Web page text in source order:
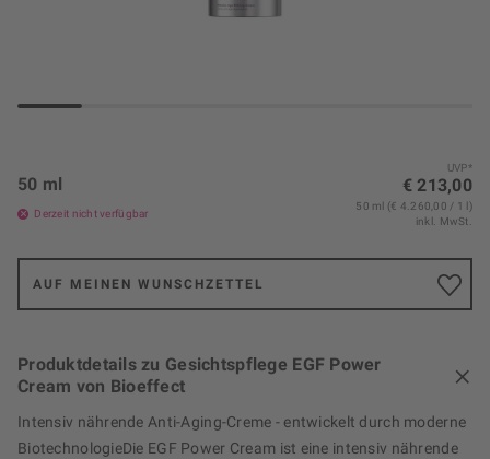
UVP*
€ 213,00
50 ml
Derzeit nicht verfügbar
50 ml (€ 4.260,00 / 1 l)
inkl. MwSt.
AUF MEINEN WUNSCHZETTEL
Produktdetails zu Gesichtspflege EGF Power
Cream von Bioeffect
Intensiv nährende Anti-Aging-Creme - entwickelt durch moderne
BiotechnologieDie EGF Power Cream ist eine intensiv nährende